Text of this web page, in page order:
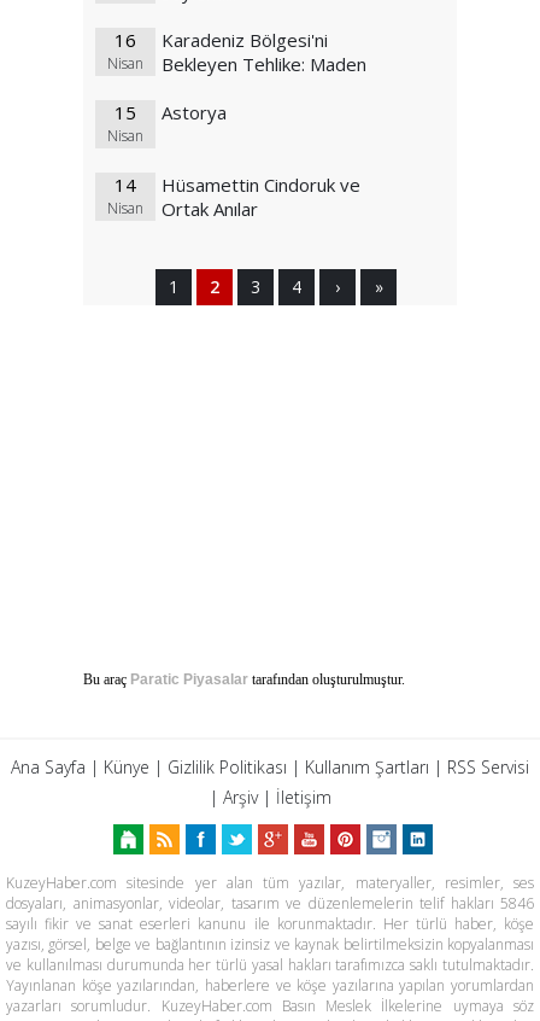
16
Nisan
Karadeniz Bölgesi'ni
Bekleyen Tehlike: Maden
15
Nisan
Astorya
14
Nisan
Hüsamettin Cindoruk ve
Ortak Anılar
1 2 3 4 › »
Bu araç Paratic Piyasalar tarafından oluşturulmuştur.
Ana Sayfa | Künye | Gizlilik Politikası | Kullanım Şartları | RSS Servisi
| Arşiv| İletişim
KuzeyHaber.com sitesinde yer alan tüm yazılar, materyaller, resimler, ses
dosyaları, animasyonlar, videolar, tasarım ve düzenlemelerin telif hakları 5846
sayılı fikir ve sanat eserleri kanunu ile korunmaktadır. Her türlü haber, köşe
yazısı, görsel, belge ve bağlantının izinsiz ve kaynak belirtilmeksizin kopyalanması
ve kullanılması durumunda her türlü yasal hakları tarafımızca saklı tutulmaktadır.
Yayınlanan köşe yazılarından, haberlere ve köşe yazılarına yapılan yorumlardan
yazarları sorumludur. KuzeyHaber.com Basın Meslek İlkelerine uymaya söz